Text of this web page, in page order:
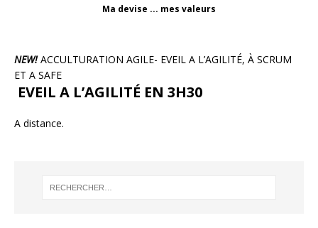
Ma devise ... mes valeurs
NEW!ACCULTURATION AGILE- EVEIL A L’AGILITÉ, À SCRUM
ET A SAFE
EVEIL A L’AGILITÉ EN 3H30
A distance.